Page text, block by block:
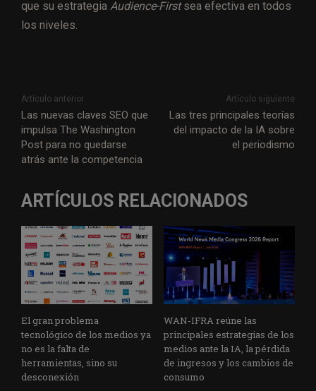
que su estrategia Audience-Firstsea efectiva en todos
los niveles.
Artículo anterior
Las nuevas claves SEO que
impulsa The Washington
Post para no quedarse
atrás ante la competencia
Artículo siguiente
Las tres principales teorías
del impacto de la IA sobre
el periodismo
ARTÍCULOS RELACIONADOS
El gran problema
tecnológico de los medios ya
no es la falta de
herramientas, sino su
desconexión
WAN-IFRA reúne las
principales estrategias de los
medios ante la IA, la pérdida
de ingresos y los cambios de
consumo